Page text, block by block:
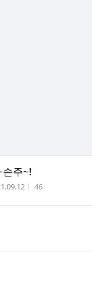
주~!
성시간 조회수
46